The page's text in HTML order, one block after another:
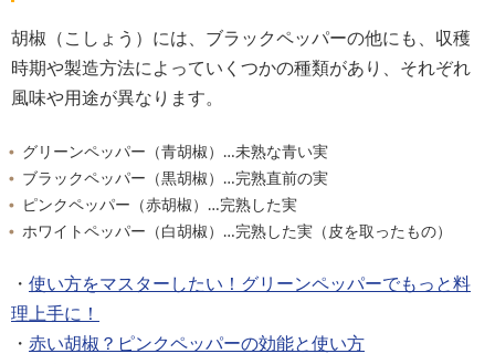
胡椒（こしょう）には、ブラックペッパーの他にも、収穫
時期や製造方法によっていくつかの種類があり、それぞれ
風味や用途が異なります。
グリーンペッパー（青胡椒）…未熟な青い実
ブラックペッパー（黒胡椒）…完熟直前の実
ピンクペッパー（赤胡椒）…完熟した実
ホワイトペッパー（白胡椒）…完熟した実（皮を取ったもの）
・ 使い方をマスターしたい！グリーンペッパーでもっと料
理上手に！
・ 赤い胡椒？ピンクペッパーの効能と使い方